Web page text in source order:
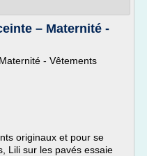
– Maternité -
- Vêtements
originaux et pour se
Lili sur les pavés essaie